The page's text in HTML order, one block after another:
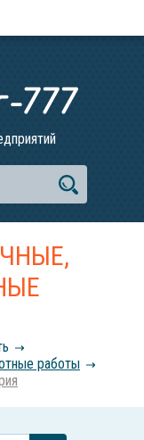
работы